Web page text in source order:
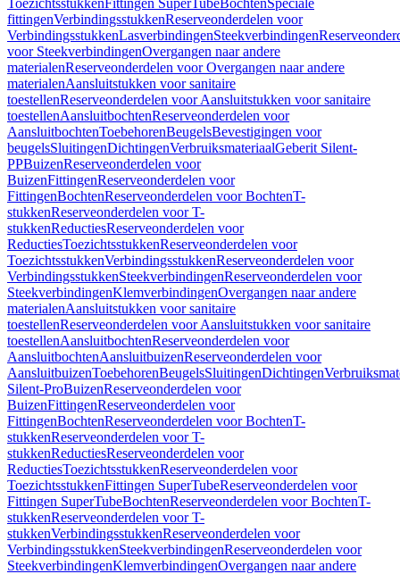
ToezichtsstukkenFittingen SuperTubeBochtenSpeciale
fittingenVerbindingsstukkenReserveonderdelen voor
VerbindingsstukkenLasverbindingenSteekverbindingen
voor SteekverbindingenOvergangen naar andere
materialenReserveonderdelen voor Overgangen naar andere
materialenAansluitstukken voor sanitaire
toestellenReserveonderdelen voor Aansluitstukken voor sanitaire
toestellenAansluitbochtenReserveonderdelen voor
AansluitbochtenToebehorenBeugelsBevestigingen voor
beugelsSluitingenDichtingenVerbruiksmateriaalGeberit Silent-
PPBuizenReserveonderdelen voor
BuizenFittingenReserveonderdelen voor
FittingenBochtenReserveonderdelen voor BochtenT-
stukkenReserveonderdelen voor T-
stukkenReductiesReserveonderdelen voor
ReductiesToezichtsstukkenReserveonderdelen voor
ToezichtsstukkenVerbindingsstukkenReserveonderdelen voor
VerbindingsstukkenSteekverbindingenReserveonderdelen voor
SteekverbindingenKlemverbindingenOvergangen naar andere
materialenAansluitstukken voor sanitaire
toestellenReserveonderdelen voor Aansluitstukken voor sanitaire
toestellenAansluitbochtenReserveonderdelen voor
AansluitbochtenAansluitbuizenReserveonderdelen voor
AansluitbuizenToebehorenBeugelsSluitingenDichtingen
Silent-ProBuizenReserveonderdelen voor
BuizenFittingenReserveonderdelen voor
FittingenBochtenReserveonderdelen voor BochtenT-
stukkenReserveonderdelen voor T-
stukkenReductiesReserveonderdelen voor
ReductiesToezichtsstukkenReserveonderdelen voor
ToezichtsstukkenFittingen SuperTubeReserveonderdelen voor
Fittingen SuperTubeBochtenReserveonderdelen voor BochtenT-
stukkenReserveonderdelen voor T-
stukkenVerbindingsstukkenReserveonderdelen voor
VerbindingsstukkenSteekverbindingenReserveonderdelen voor
SteekverbindingenKlemverbindingenOvergangen naar andere